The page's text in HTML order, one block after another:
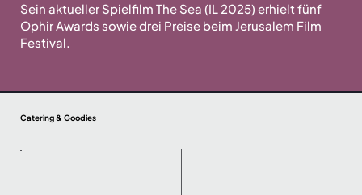
Sein aktueller Spielfilm The Sea (IL 2025) erhielt fünf
Ophir Awards sowie drei Preise beim Jerusalem Film
Festival.
Catering & Goodies